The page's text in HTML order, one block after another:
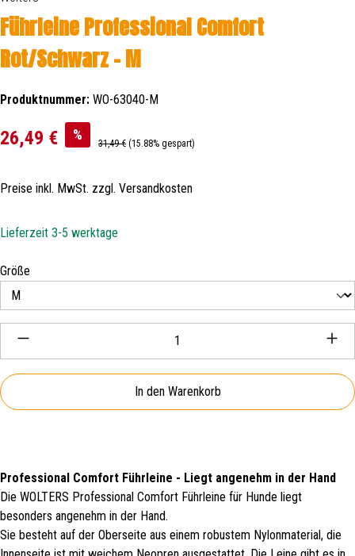
Führleine Professional Comfort
Rot/Schwarz - M
Produktnummer: WO-63040-M
Verkaufspreis:
26,49 € % Regulärer Preis:
31,49 € (15.88% gespart)
Preise inkl. MwSt. zzgl. Versandkosten
Lieferzeit 3-5 werktage
Größe
Produkt Anzahl: Gib den gewünschten Wert ein oder
In den Warenkorb
Professional Comfort Führleine - Liegt angenehm in der Hand
Die WOLTERS Professional Comfort Führleine für Hunde liegt
besonders angenehm in der Hand.
Sie besteht auf der Oberseite aus einem robustem Nylonmaterial, die